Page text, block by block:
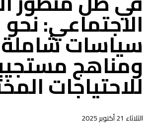
الاجتماعي: نحو
سياسات شاملة
ومناهج
للاحتياجات
الثلاثاء 21 أكتوبر 2025